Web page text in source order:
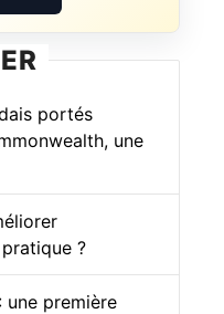
portés
une
?
une première